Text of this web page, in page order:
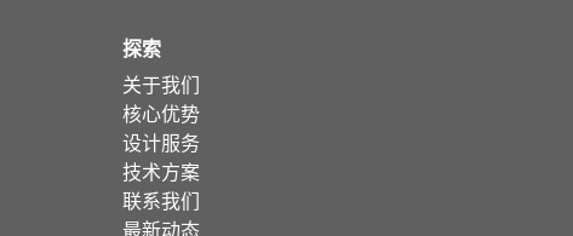
探索
关于我们
核心优势
设计服务
技术方案
联系我们
最新动态